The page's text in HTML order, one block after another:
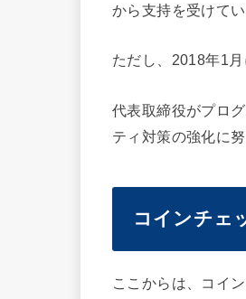
から支持を受けてい
ただし、2018年1
代表取締役がプロ
ティ対策の強化に努
コインチェ
ここからは、コイ